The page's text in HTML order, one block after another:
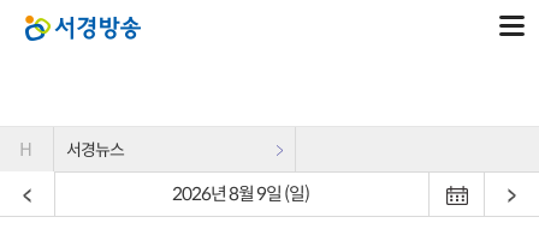
H 서경뉴스
2026년 8월 9일 (일)